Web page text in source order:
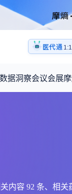
医代通
医
医
“十五五”战
注册审批
数据洞察
策支持
会议会展
内容 92 条、相